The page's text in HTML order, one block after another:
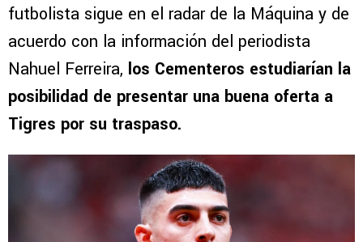
futbolista sigue en el radar de la Máquina y de
acuerdo con la información del periodista
Nahuel Ferreira, los Cementeros estudiarían la
posibilidad de presentar una buena oferta a
Tigres por su traspaso.